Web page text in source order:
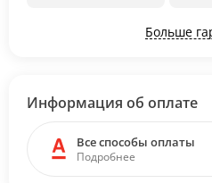
Больше
Информация об оплате
Все способы оплаты
Подробнее